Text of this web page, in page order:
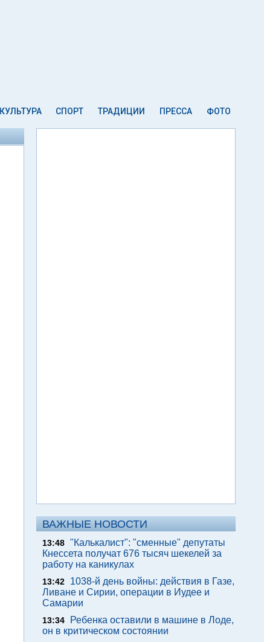
КУЛЬТУРА СПОРТ ТРАДИЦИИ ПРЕССА ФОТО
ВАЖНЫЕ НОВОСТИ
13:48 "Калькалист": "сменные" депутаты
Кнессета получат 676 тысяч шекелей за
работу на каникулах
13:42
1038-й день войны: действия в Газе,
Ливане и Сирии, операции в Иудее и
Самарии
13:34
Ребенка оставили в машине в Лоде,
он в критическом состоянии